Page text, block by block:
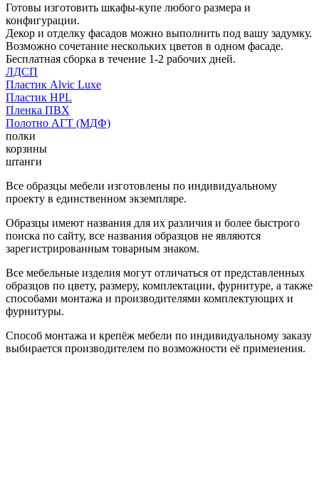
Готовы изготовить шкафы-купе любого размера и
конфигурации.
Декор и отделку фасадов можно выполнить под вашу задумку.
Возможно сочетание нескольких цветов в одном фасаде.
Бесплатная сборка в течение 1-2 рабочих дней.
ЛДСП
Пластик Alvic Luxe
Пластик HPL
Пленка ПВХ
Полотно АГТ (МДФ)
полки
корзины
штанги
Все образцы мебели изготовлены по индивидуальному
проекту в единственном экземпляре.
Образцы имеют названия для их различия и более быстрого
поиска по сайту, все названия образцов не являются
зарегистрированным товарным знаком.
Все мебельные изделия могут отличаться от представленных
образцов по цвету, размеру, комплектации, фурнитуре, а также
способами монтажа и производителями комплектующих и
фурнитуры.
Способ монтажа и крепёж мебели по индивидуальному заказу
выбирается производителем по возможности её применения.